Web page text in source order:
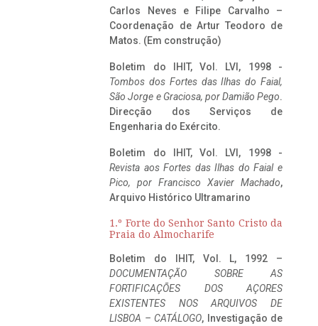
Carlos Neves e Filipe Carvalho –
Coordenação de Artur Teodoro de
Matos. (Em construção)
Boletim do IHIT, Vol. LVI, 1998 -
Tombos dos Fortes das Ilhas do Faial,
São Jorge e Graciosa, por Damião Pego.
Direcção dos Serviços de
Engenharia do Exército.
Boletim do IHIT, Vol. LVI, 1998 -
Revista aos Fortes das Ilhas do Faial e
Pico, por Francisco Xavier Machado,
Arquivo Histórico Ultramarino
1.º Forte do Senhor Santo Cristo da
Praia do Almocharife
Boletim do IHIT, Vol. L, 1992 –
DOCUMENTAÇÃO SOBRE AS
FORTIFICAÇÕES DOS AÇORES
EXISTENTES NOS ARQUIVOS DE
LISBOA – CATÁLOGO, Investigação de